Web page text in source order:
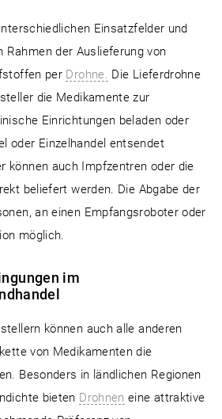
Einsatzfelder und
Rahmen der Auslieferung von
per Drohne. Die Lieferdrohne
die Medikamente zur
Einrichtungen beladen oder
oder Einzelhandel entsendet
können auch Impfzentren oder die
beliefert werden. Die Abgabe der
an einen Empfangsroboter oder
möglich.
im
können auch alle anderen
von Medikamenten die
Besonders in ländlichen Regionen
bieten Drohnen eine attraktive